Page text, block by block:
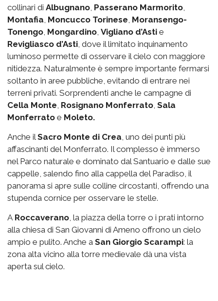
collinari di Albugnano Passerano Marmorito
Montafia Moncucco Torinese Moransengo-
Tonengo Mongardino Vigliano d’Asti e
Revigliasco d’Asti , dove il limitato inquinamento
luminoso permette di osservare il cielo con maggiore
nitidezza. Naturalmente è sempre importante fermarsi
soltanto in aree pubbliche, evitando di entrare nei
terreni privati. Sorprendenti anche le campagne di
Cella Monte Rosignano Monferrato Sala
Monferrato e Moleto.
Anche il Sacro Monte di Crea , uno dei punti più
affascinanti del Monferrato. Il complesso è immerso
nel Parco naturale e dominato dal Santuario e dalle sue
cappelle, salendo fino alla cappella del Paradiso, il
panorama si apre sulle colline circostanti, offrendo una
stupenda cornice per osservare le stelle.
A Roccaverano , la piazza della torre o i prati intorno
alla chiesa di San Giovanni di Ameno offrono un cielo
ampio e pulito. Anche a San Giorgio Scarampi: la
zona alta vicino alla torre medievale dà una vista
aperta sul cielo.